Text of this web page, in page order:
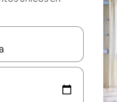
navega con las